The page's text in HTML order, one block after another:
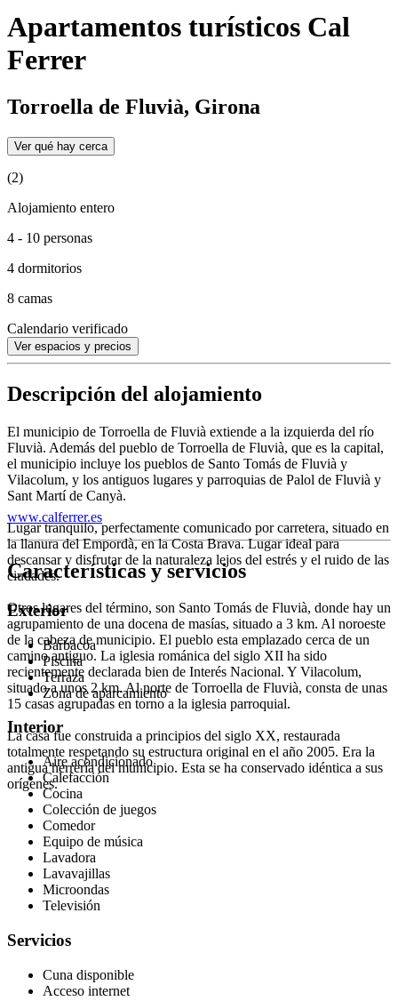
Apartamentos turísticos Cal
Ferrer
Torroella de Fluvià, Girona
Ver qué hay cerca
(2)
Alojamiento entero
4 - 10 personas
4 dormitorios
8 camas
Calendario verificado
Ver espacios y precios
Descripción del alojamiento
El municipio de Torroella de Fluvià extiende a la izquierda del río
Fluvià. Además del pueblo de Torroella de Fluvià, que es la capital,
el municipio incluye los pueblos de Santo Tomás de Fluvià y
Vilacolum, y los antiguos lugares y parroquias de Palol de Fluvià y
Sant Martí de Canyà.
Lugar tranquilo, perfectamente comunicado por carretera, situado en
la llanura del Empordà, en la Costa Brava. Lugar ideal para
descansar y disfrutar de la naturaleza lejos del estrés y el ruido de las
ciudades.
Otros lugares del término, son Santo Tomás de Fluvià, donde hay un
agrupamiento de una docena de masías, situado a 3 km. Al noroeste
de la cabeza de municipio. El pueblo esta emplazado cerca de un
camino antiguo. La iglesia románica del siglo XII ha sido
recientemente declarada bien de Interés Nacional. Y Vilacolum,
situado a unos 2 km. Al norte de Torroella de Fluvià, consta de unas
15 casas agrupadas en torno a la iglesia parroquial.
La casa fue construida a principios del siglo XX, restaurada
totalmente respetando su estructura original en el año 2005. Era la
antigua herrería del municipio. Esta se ha conservado idéntica a sus
orígenes.
www.calferrer.es
Características y servicios
Exterior
Barbacoa
Piscina
Terraza
Zona de aparcamiento
Interior
Aire acondicionado
Calefacción
Cocina
Colección de juegos
Comedor
Equipo de música
Lavadora
Lavavajillas
Microondas
Televisión
Servicios
Cuna disponible
Acceso internet